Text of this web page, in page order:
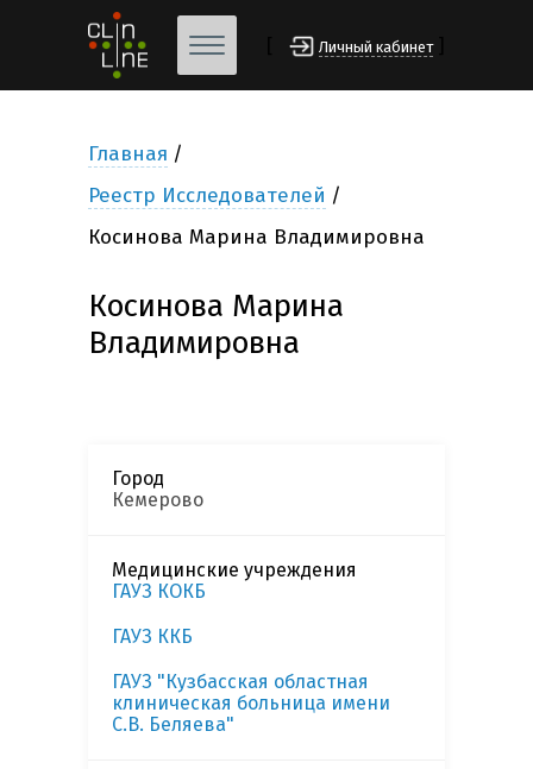
Личный кабинет
Главная
Реестр Исследователей
Косинова Марина Владимировна
Косинова Марина
Владимировна
Город
Кемерово
Медицинские учреждения
ГАУЗ КОКБ
ГАУЗ ККБ
ГАУЗ "Кузбасская областная
клиническая больница имени
С.В. Беляева"